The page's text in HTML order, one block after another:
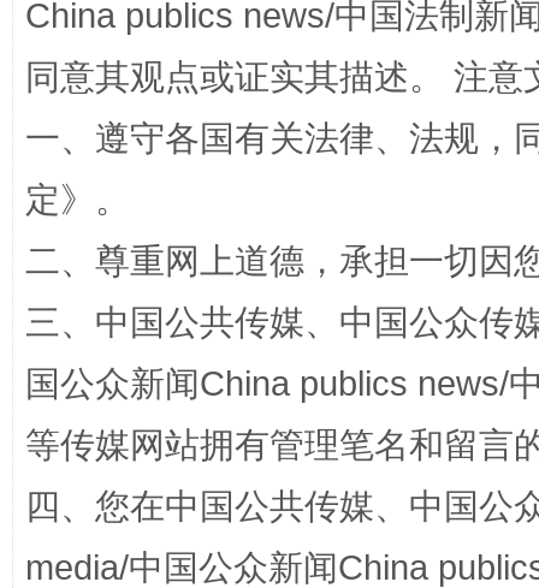
China publics news/中国法制新
同意其观点或证实其描述。 注
一、遵守各国有关法律、法规，
定》。
二、尊重网上道德，承担一切因
三、中国公共传媒、中国公众传
国公众新闻China publics news/
等传媒网站拥有管理笔名和留言
四、您在中国公共传媒、中国公
media/中国公众新闻China